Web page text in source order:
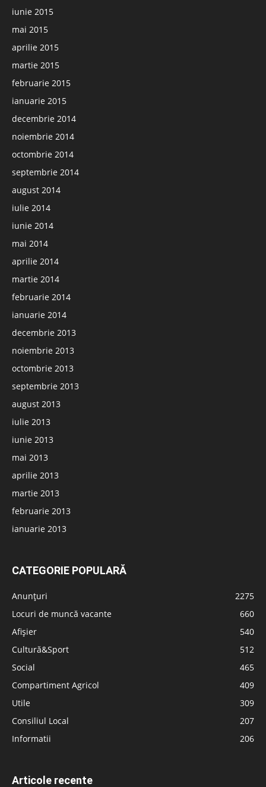
iunie 2015
mai 2015
aprilie 2015
martie 2015
februarie 2015
ianuarie 2015
decembrie 2014
noiembrie 2014
octombrie 2014
septembrie 2014
august 2014
iulie 2014
iunie 2014
mai 2014
aprilie 2014
martie 2014
februarie 2014
ianuarie 2014
decembrie 2013
noiembrie 2013
octombrie 2013
septembrie 2013
august 2013
iulie 2013
iunie 2013
mai 2013
aprilie 2013
martie 2013
februarie 2013
ianuarie 2013
CATEGORIE POPULARĂ
Anunțuri
2275
Locuri de muncă vacante
660
Afișier
540
Cultură&Sport
512
Social
465
Compartiment Agricol
409
Utile
309
Consiliul Local
207
Informatii
206
Articole recente